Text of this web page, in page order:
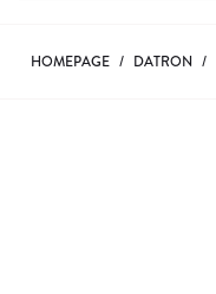
HOMEPAGE / DATRON /